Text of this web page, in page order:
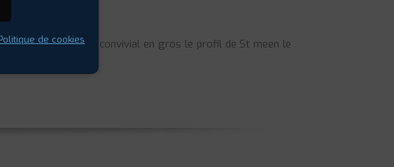
Et l'accueil très convivial en gros le profil de St meen le
de cookies